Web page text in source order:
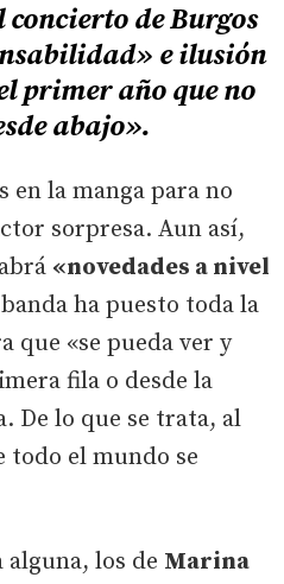
de Burgos
e ilusión
primer año que no
abajo».
en la manga para no
sorpresa. Aun así,
«novedades a nivel
ha puesto toda la
que «se pueda ver y
fila o desde la
De lo que se trata, al
todo el mundo se
alguna, los de Marina